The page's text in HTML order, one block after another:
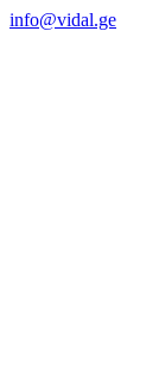
info@vidal.ge